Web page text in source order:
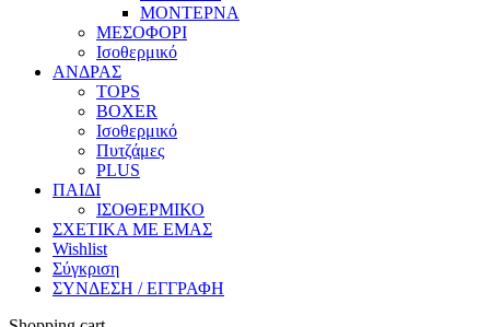
ΜΟΝΤΕΡΝΑ
ΜΕΣΟΦΟΡΙ
Ισοθερμικό
ΑΝΔΡΑΣ
TOPS
BOXER
Ισοθερμικό
Πυτζάμες
PLUS
ΠΑΙΔΙ
ΙΣΟΘΕΡΜΙΚΟ
ΣΧΕΤΙΚΑ ΜΕ ΕΜΑΣ
Wishlist
Σύγκριση
ΣΥΝΔΕΣΗ / ΕΓΓΡΑΦΗ